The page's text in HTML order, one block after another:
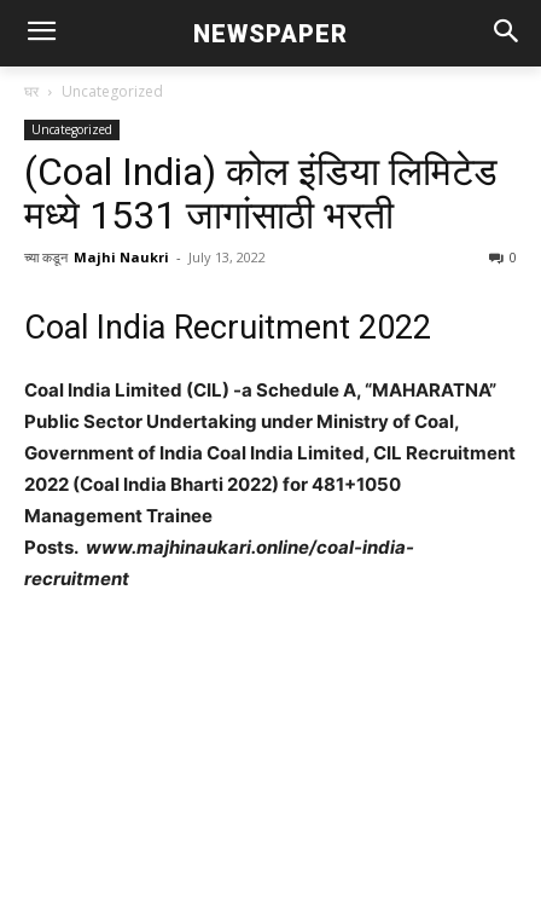
NEWSPAPER
घर Uncategorized
Uncategorized
(Coal India) कोल इंडिया लिमिटेड
मध्ये 1531 जागांसाठी भरती
च्या कडून Majhi Naukri - July 13, 2022 0
Coal India Recruitment 2022
Coal India Limited (CIL) -a Schedule A, “MAHARATNA”
Public Sector Undertaking under Ministry of Coal,
Government of India Coal India Limited, CIL Recruitment
2022 (Coal India Bharti 2022) for 481+1050
Management Trainee
Posts. www.majhinaukari.online/coal-india-
recruitment